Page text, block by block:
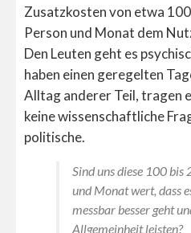
Zusatzkosten von etwa
Person und Monat dem
Den Leuten geht es
haben einen geregelten
Alltag anderer Teil, tragen
keine wissenschaftliche
politische.
Sind uns diese 100
und Monat wert, dass
messbar besser geht
Allgemeinheit leisten?